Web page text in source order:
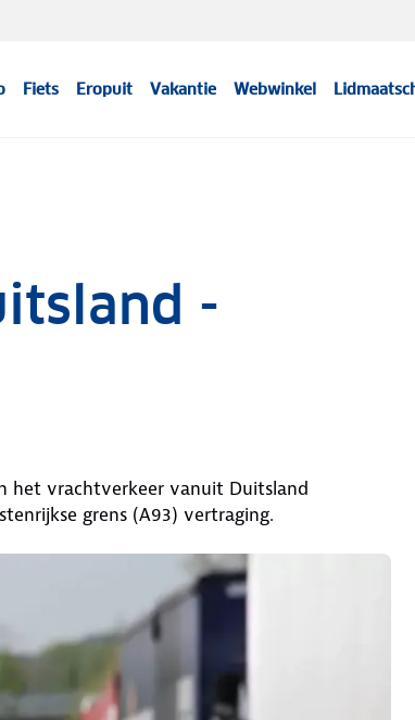
Fiets Eropuit Vakantie Webwinkel
-
het vrachtverkeer vanuit Duitsland
grens (A93) vertraging.